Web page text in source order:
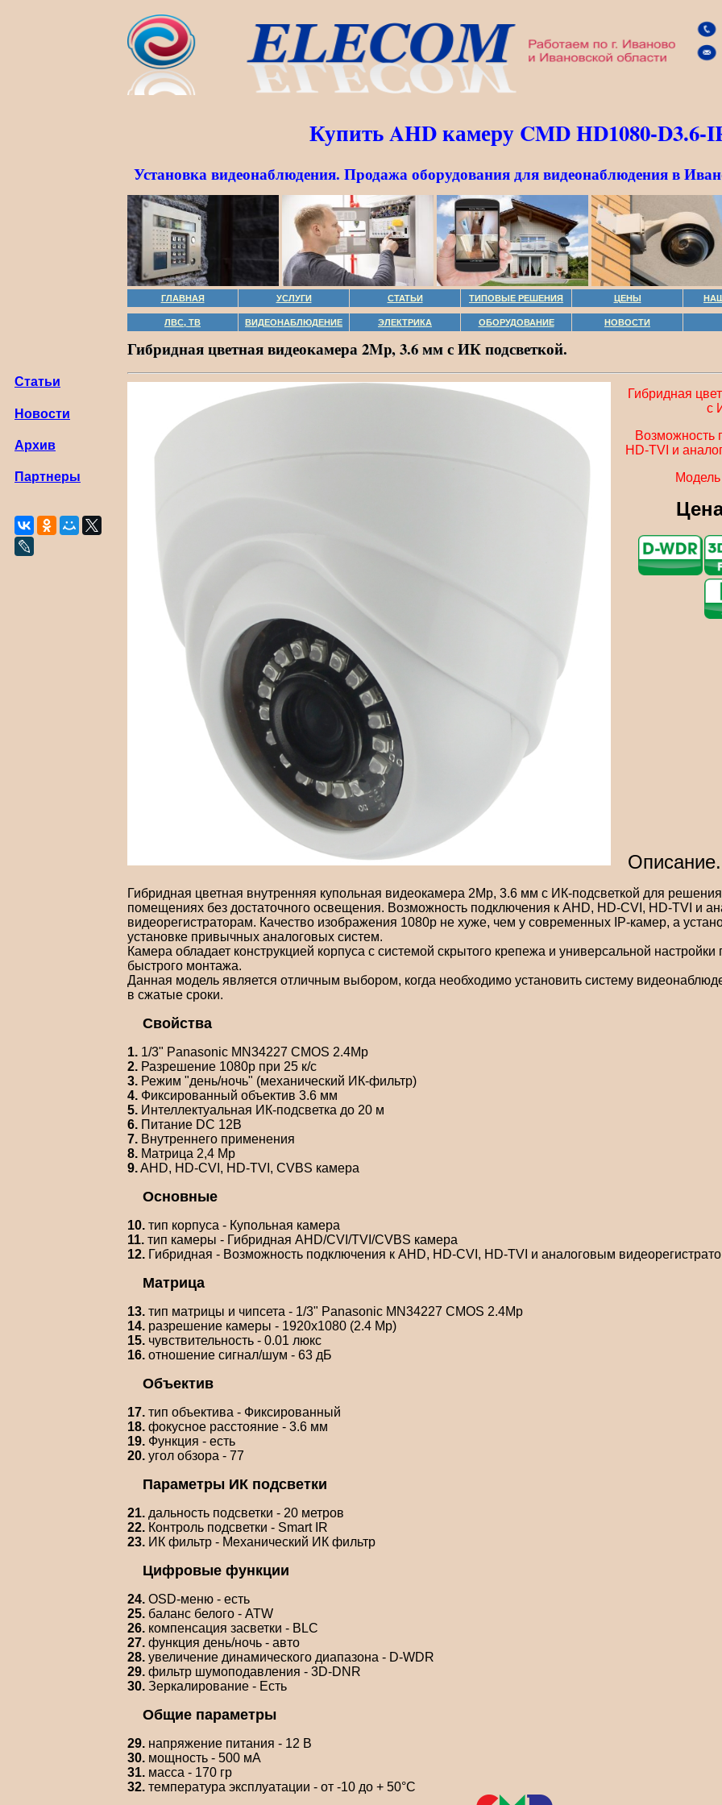
Купить AHD камеру CMD HD1080-D3.6-
Установка видеонаблюдения. Продажа оборудования для видеонаблюдения в
ГЛАВНАЯ УСЛУГИ СТАТЬИ ТИПОВЫЕ РЕШЕНИЯ ЦЕНЫ
ЛВС, ТВ ВИДЕОНАБЛЮДЕНИЕ ЭЛЕКТРИКА ОБОРУДОВАНИЕ НОВОСТИ
Статьи
Новости
Архив
Партнеры
Гибридная цветная видеокамера 2Mp, 3.6 мм с ИК подсветкой.
Гибридная
с
Возможность
HD-TVI и
Описание.
Гибридная цветная внутренняя купольная видеокамера 2Mp, 3.6 мм с ИК-подсветкой для
помещениях без достаточного освещения. Возможность подключения к AHD, HD-CVI, HD-TVI и
видеорегистраторам. Качество изображения 1080p не хуже, чем у современных IP-камер, а
установке привычных аналоговых систем.
Камера обладает конструкцией корпуса с системой скрытого крепежа и универсальной
быстрого монтажа.
Данная модель является отличным выбором, когда необходимо установить систему
в сжатые сроки.
Свойства
1. 1/3" Panasonic MN34227 CMOS 2.4Mp
2. Разрешение 1080p при 25 к/с
3. Режим "день/ночь" (механический ИК-фильтр)
4. Фиксированный объектив 3.6 мм
5. Интеллектуальная ИК-подсветка до 20 м
6. Питание DC 12В
7. Внутреннего применения
8. Матрица 2,4 Мр
9.AHD, HD-CVI, HD-TVI, CVBS камера
Основные
10. тип корпуса - Купольная камера
11. тип камеры - Гибридная AHD/CVI/TVI/CVBS камера
12. Гибридная - Возможность подключения к AHD, HD-CVI, HD-TVI и аналоговым
Матрица
13. тип матрицы и чипсета - 1/3" Panasonic MN34227 CMOS 2.4Mp
14. разрешение камеры - 1920x1080 (2.4 Mp)
15. чувствительность - 0.01 люкс
16. отношение сигнал/шум - 63 дБ
Объектив
17. тип объектива - Фиксированный
18. фокусное расстояние - 3.6 мм
19. Функция - есть
20. угол обзора - 77
Параметры ИК подсветки
21. дальность подсветки - 20 метров
22. Контроль подсветки - Smart IR
23. ИК фильтр - Механический ИК фильтр
Цифровые функции
24. OSD-меню - есть
25. баланс белого - ATW
26. компенсация засветки - BLC
27. функция день/ночь - авто
28. увеличение динамического диапазона - D-WDR
29. фильтр шумоподавления - 3D-DNR
30. Зеркалирование - Есть
Общие параметры
29. напряжение питания - 12 В
30. мощность - 500 мА
31. масса - 170 гр
32. температура эксплуатации - от -10 до + 50°C